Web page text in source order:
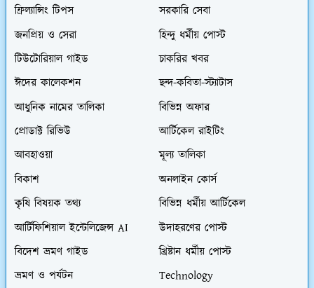
ফ্রিল্যান্সিং টিপস
সরকারি সেবা
জনপ্রিয় ও সেরা
হিন্দু ধর্মীয় পোস্ট
টিউটোরিয়াল গাইড
চাকরির খবর
ঈদের কালেকশন
ছন্দ-কবিতা-স্ট্যাটাস
আধুনিক নামের তালিকা
বিভিন্ন অফার
প্রোডাক্ট রিভিউ
আর্টিকেল রাইটিং
আবহাওয়া
মূল্য তালিকা
বিকাশ
অনলাইন কোর্স
কৃষি বিষয়ক তথ্য
বিভিন্ন ধর্মীয় আর্টিকেল
আর্টিফিশিয়াল ইন্টেলিজেন্স AI
উদাহরণের পোস্ট
বিদেশ ভ্রমণ গাইড
খ্রিষ্টান ধর্মীয় পোস্ট
ভ্রমণ ও পর্যটন
Technology